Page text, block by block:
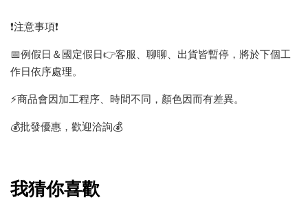
❗️注意事項❗️
📅例假日＆國定假日👉客服、聊聊、出貨皆暫停，將於下個工
作日依序處理。
⚡️商品會因加工程序、時間不同，顏色因而有差異。
💰批發優惠，歡迎洽詢💰
我猜你喜歡